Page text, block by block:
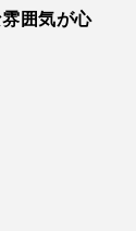
囲気が心